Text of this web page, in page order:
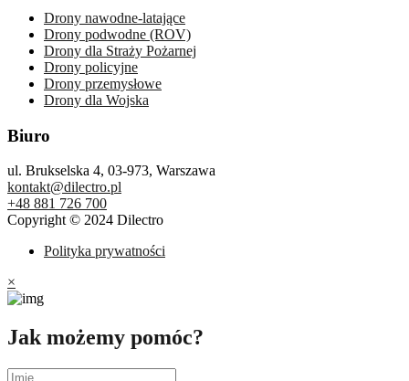
Drony nawodne-latające
Drony podwodne (ROV)
Drony dla Straży Pożarnej
Drony policyjne
Drony przemysłowe
Drony dla Wojska
Biuro
ul. Brukselska 4, 03-973, Warszawa
kontakt@dilectro.pl
+48 881 726 700
Copyright © 2024 Dilectro
Polityka prywatności
×
Jak możemy pomóc?